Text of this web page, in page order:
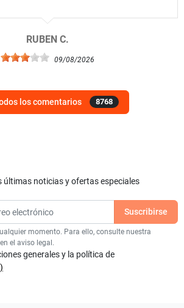
RUBEN C.
09/08/2026
los comentarios 8768
últimas noticias y ofertas especiales
momento. Para ello, consulte nuestra
el aviso legal.
generales y la política de